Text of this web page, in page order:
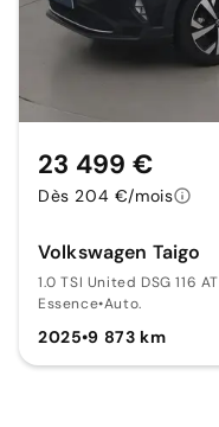
Volkswagen Taigo
1.0 TSI United DSG 116 AT
Essence•Auto.
2025•9 873 km
23 499 €
Dès 204 €/mois